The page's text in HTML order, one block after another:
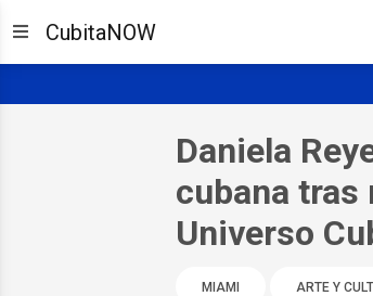
CubitaNOW
Daniela
cubana
Universo
MIAMI ARTE Y